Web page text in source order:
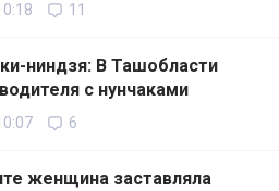
11
ниндзя: В Ташобласти
с нунчаками
6
женщина заставляла